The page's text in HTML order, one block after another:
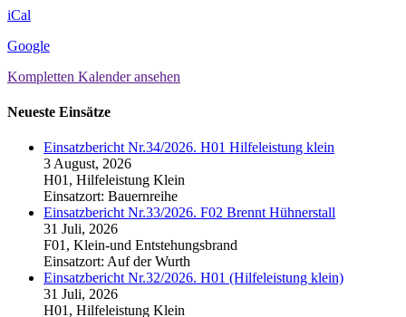
iCal
Google
Kompletten Kalender ansehen
Neueste Einsätze
Einsatzbericht Nr.34/2026. H01 Hilfeleistung klein
3 August, 2026
H01, Hilfeleistung Klein
Einsatzort: Bauernreihe
Einsatzbericht Nr.33/2026. F02 Brennt Hühnerstall
31 Juli, 2026
F01, Klein-und Entstehungsbrand
Einsatzort: Auf der Wurth
Einsatzbericht Nr.32/2026. H01 (Hilfeleistung klein)
31 Juli, 2026
H01, Hilfeleistung Klein